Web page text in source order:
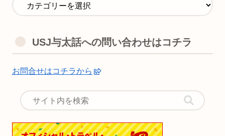
USJ与太話への問い合わせはコチラ
お問合せはコチラから